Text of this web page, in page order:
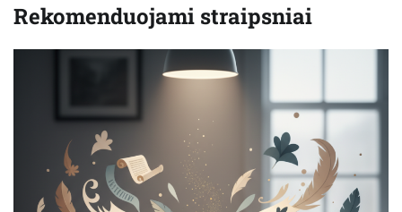
Rekomenduojami straipsniai